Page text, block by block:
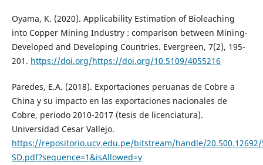
Oyama, K. (2020). Applicability Estimation of Bioleaching
into Copper Mining Industry : comparison between Mining-
Developed and Developing Countries. Evergreen, 7(2), 195-
201. https://doi.org/https://doi.org/10.5109/4055216
Paredes, E.A. (2018). Exportaciones peruanas de Cobre a
China y su impacto en las exportaciones nacionales de
Cobre, periodo 2010-2017 (tesis de licenciatura).
Universidad Cesar Vallejo.
https://repositorio.ucv.edu.pe/bitstream/handle/20.500.12692/
SD.pdf?sequence=1&isAllowed=y